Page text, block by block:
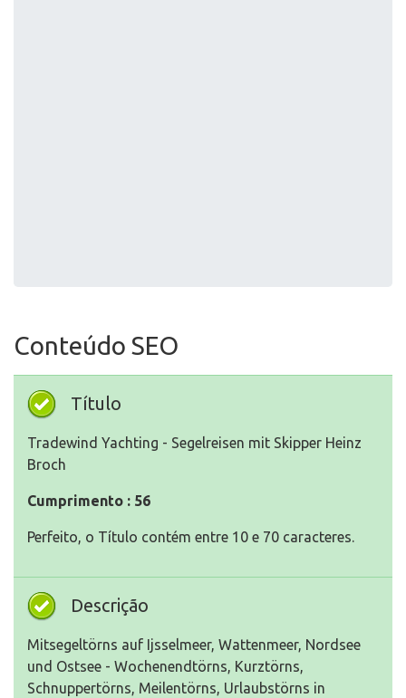
Conteúdo SEO
Título
Tradewind Yachting - Segelreisen mit Skipper Heinz
Broch
Cumprimento : 56
Perfeito, o Título contém entre 10 e 70 caracteres.
Descrição
Mitsegeltörns auf Ijsselmeer, Wattenmeer, Nordsee
und Ostsee - Wochenendtörns, Kurztörns,
Schnuppertörns, Meilentörns, Urlaubstörns in